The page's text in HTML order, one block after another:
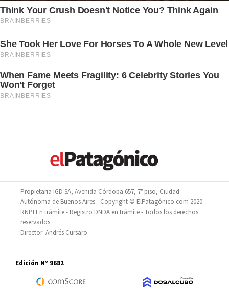
Propietaria IGD SA, Avenida Córdoba 657, 7° piso, Ciudad
Autónoma de Buenos Aires - Copyright © ElPatagónico.com 2020 -
RNPI En trámite - Registro DNDA en trámite - Todos los derechos
reservados.
Director: Andrés Cursaro.
Edición N° 9682